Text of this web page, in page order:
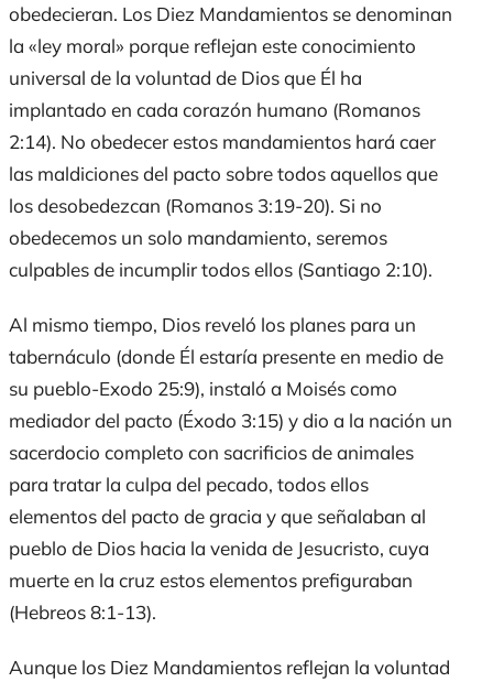
obedecieran. Los Diez Mandamientos se denominan
la «ley moral» porque reflejan este conocimiento
universal de la voluntad de Dios que Él ha
implantado en cada corazón humano (Romanos
2:14). No obedecer estos mandamientos hará caer
las maldiciones del pacto sobre todos aquellos que
los desobedezcan (Romanos 3:19-20). Si no
obedecemos un solo mandamiento, seremos
culpables de incumplir todos ellos (Santiago 2:10).
Al mismo tiempo, Dios reveló los planes para un
tabernáculo (donde Él estaría presente en medio de
su pueblo-Exodo 25:9), instaló a Moisés como
mediador del pacto (Éxodo 3:15) y dio a la nación un
sacerdocio completo con sacrificios de animales
para tratar la culpa del pecado, todos ellos
elementos del pacto de gracia y que señalaban al
pueblo de Dios hacia la venida de Jesucristo, cuya
muerte en la cruz estos elementos prefiguraban
(Hebreos 8:1-13).
Aunque los Diez Mandamientos reflejan la voluntad